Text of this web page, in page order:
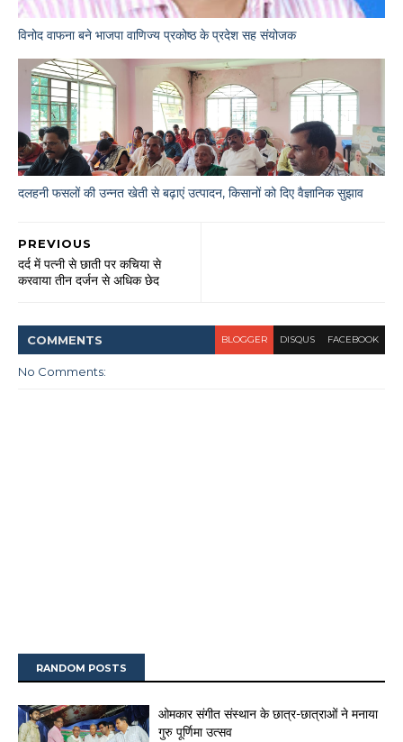
विनोद वाफना बने भाजपा वाणिज्य प्रकोष्ठ के प्रदेश सह संयोजक
दलहनी फसलों की उन्नत खेती से बढ़ाएं उत्पादन, किसानों को दिए वैज्ञानिक सुझाव
PREVIOUS
दर्द में पत्नी से छाती पर कचिया से
करवाया तीन दर्जन से अधिक छेद
COMMENTS BLOGGER DISQUS FACEBOOK
No Comments:
RANDOM POSTS
ओमकार संगीत संस्थान के छात्र-छात्राओं ने मनाया
गुरु पूर्णिमा उत्सव